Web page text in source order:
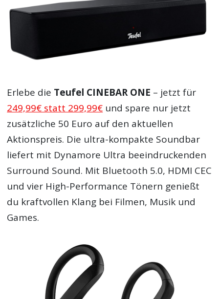
Erlebe die Teufel CINEBAR ONE – jetzt für
249,99€ statt 299,99€ und spare nur jetzt
zusätzliche 50 Euro auf den aktuellen
Aktionspreis. Die ultra-kompakte Soundbar
liefert mit Dynamore Ultra beeindruckenden
Surround Sound. Mit Bluetooth 5.0, HDMI CEC
und vier High-Performance Tönern genießt
du kraftvollen Klang bei Filmen, Musik und
Games.